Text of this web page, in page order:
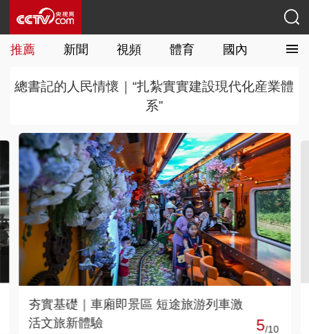
推薦 新聞 視頻 體育 國內 國際
總書記的人民情懷｜“扎紮實實建設現代化産業體
系”
5/10
中國入境游“圈粉”世界 免簽便利、文化
浸潤……外國游客紛至沓來